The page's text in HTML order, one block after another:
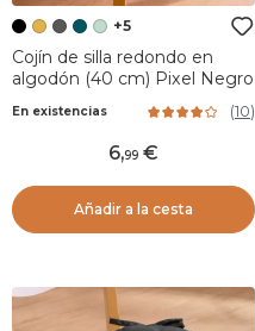
+5
Cojín de silla redondo en
algodón (40 cm) Pixel Negro
En existencias (10)
6,99
Añadir a la cesta